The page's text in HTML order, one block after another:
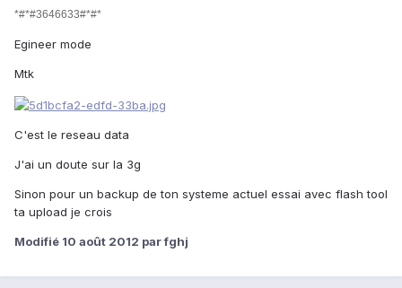
*#*#3646633#*#*
Egineer mode
Mtk
C'est le reseau data
J'ai un doute sur la 3g
Sinon pour un backup de ton systeme actuel essai avec flash tool
ta upload je crois
Modifié 10 août 2012 par fghj